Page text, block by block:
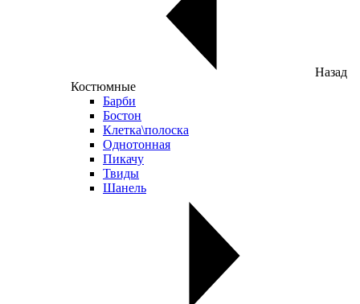
Назад
Костюмные
Барби
Бостон
Клетка\полоска
Однотонная
Пикачу
Твиды
Шанель